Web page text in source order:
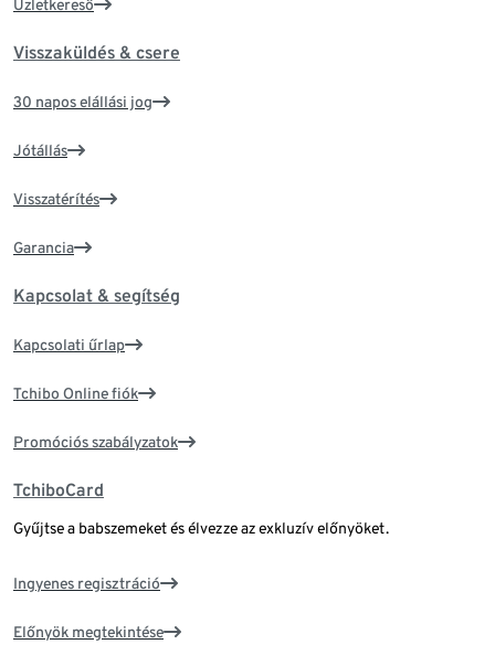
Üzletkereső
Visszaküldés & csere
30 napos elállási jog
Jótállás
Visszatérítés
Garancia
Kapcsolat & segítség
Kapcsolati űrlap
Tchibo Online fiók
Promóciós szabályzatok
TchiboCard
Gyűjtse a babszemeket és élvezze az exkluzív előnyöket.
Ingyenes regisztráció
Előnyök megtekintése